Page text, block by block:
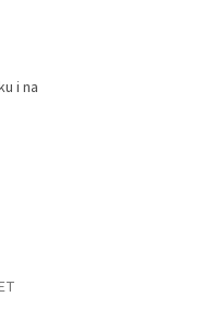
i na